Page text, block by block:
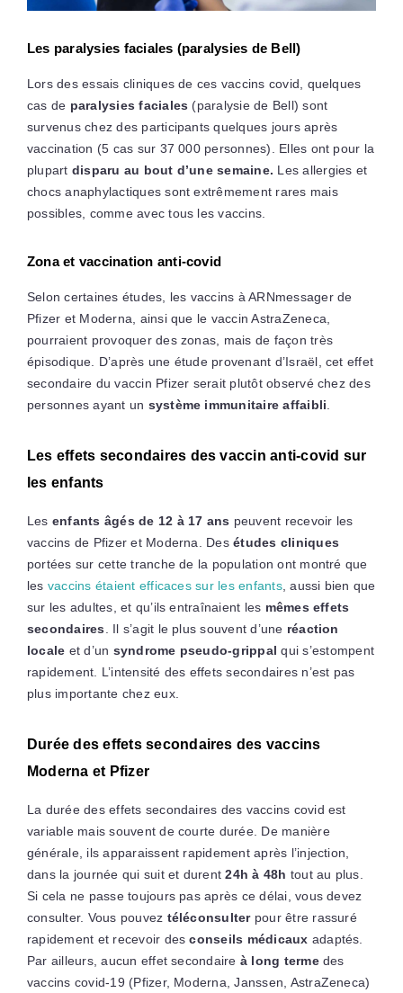
Les paralysies faciales (paralysies de Bell)
Lors des essais cliniques de ces vaccins covid, quelques
cas de paralysies faciales (paralysie de Bell) sont
survenus chez des participants quelques jours après
vaccination (5 cas sur 37 000 personnes). Elles ont pour la
plupart disparu au bout d’une semaine. Les allergies et
chocs anaphylactiques sont extrêmement rares mais
possibles, comme avec tous les vaccins.
Zona et vaccination anti-covid
Selon certaines études, les vaccins à ARNmessager de
Pfizer et Moderna, ainsi que le vaccin AstraZeneca,
pourraient provoquer des zonas, mais de façon très
épisodique. D’après une étude provenant d’Israël, cet effet
secondaire du vaccin Pfizer serait plutôt observé chez des
personnes ayant un système immunitaire affaibli
Les effets secondaires des vaccin anti-covid sur
les enfants
Les enfants âgés de 12 à 17 ans peuvent recevoir les
vaccins de Pfizer et Moderna. Desétudes cliniques
portées sur cette tranche de la population ont montré que
les vaccins étaient efficaces sur les enfants, aussi bien que
sur les adultes, et qu’ils entraînaient les mêmes effets
secondaires
. Il s’agit le plus souvent d’une réaction
locale et d’un syndrome pseudo-grippal qui s’estompent
rapidement. L’intensité des effets secondaires n’est pas
plus importante chez eux.
Durée des effets secondaires des vaccins
Moderna et Pfizer
La durée des effets secondaires des vaccins covid est
variable mais souvent de courte durée. De manière
générale, ils apparaissent rapidement après l’injection,
dans la journée qui suit et durent 24h à 48h tout au plus.
Si cela ne passe toujours pas après ce délai, vous devez
consulter. Vous pouvez téléconsulterpour être rassuré
rapidement et recevoir desconseils médicaux adaptés.
Par ailleurs, aucun effet secondaire à long termedes
vaccins covid-19 (Pfizer, Moderna, Janssen, AstraZeneca)